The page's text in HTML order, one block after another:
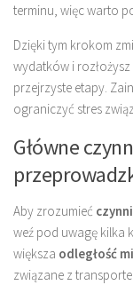
terminu, więc warto
Dzięki tym krokom
wydatków i
przejrzyste etapy.
ograniczyć stres
Główne
Aby zrozumieć
weź pod uwagę kilka
większa odległość
związane z